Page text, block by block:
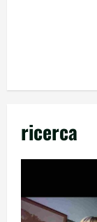
ricerca